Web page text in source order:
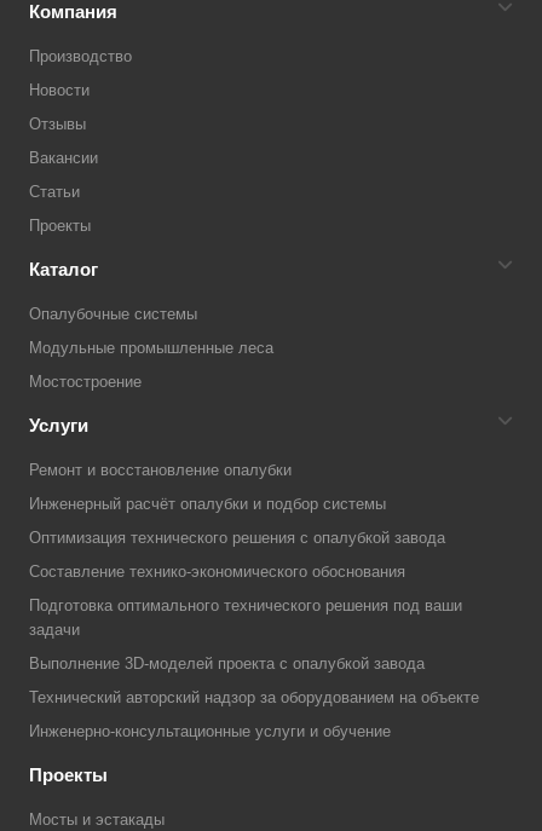
Компания
Производство
Новости
Отзывы
Вакансии
Статьи
Проекты
Каталог
Опалубочные системы
Модульные промышленные леса
Мостостроение
Услуги
Ремонт и восстановление опалубки
Инженерный расчёт опалубки и подбор системы
Оптимизация технического решения с опалубкой завода
Составление технико-экономического обоснования
Подготовка оптимального технического решения под ваши
задачи
Выполнение 3D-моделей проекта с опалубкой завода
Технический авторский надзор за оборудованием на объекте
Инженерно-консультационные услуги и обучение
Проекты
Мосты и эстакады